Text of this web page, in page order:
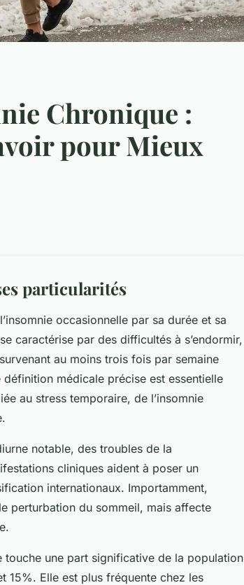
Chronique :
pour Mieux
particularités
occasionnelle par sa durée et sa
caractérise par des difficultés à s’endormir,
au moins trois fois par semaine
médicale précise est essentielle
au stress temporaire, de l’insomnie
notable, des troubles de la
cliniques aident à poser un
internationaux. Importamment,
perturbation du sommeil, mais affecte
touche une part significative de la population
15%. Elle est plus fréquente chez les